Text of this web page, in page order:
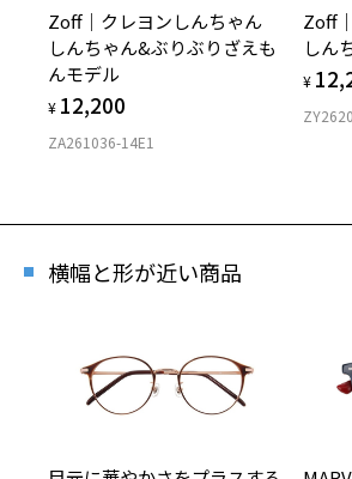
Zoff｜クレヨンしんちゃん
しんちゃん&ぶりぶりざえも
んモデル
¥ 12,200
ZA261036-14E1
Zoff
しん
¥
横幅と形が近い商品